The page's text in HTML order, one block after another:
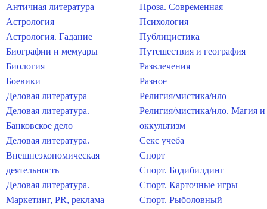
Античная литература
Астрология
Астрология. Гадание
Биографии и мемуары
Биология
Боевики
Деловая литература
Деловая литература.
Банковское дело
Деловая литература.
Внешнеэкономическая
деятельность
Деловая литература.
Маркетинг, PR, реклама
Проза. Современная
Психология
Публицистика
Путешествия и география
Развлечения
Разное
Религия/мистика/нло
Религия/мистика/нло. Магия и
оккультизм
Секс учеба
Спорт
Спорт. Бодибилдинг
Спорт. Карточные игры
Спорт. Рыболовный